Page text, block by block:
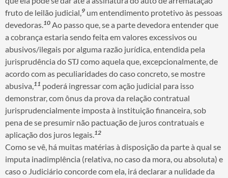
fruto de leilão judicial,9 um entendimento protetivo às pessoas
devedoras.10 Ao passo que, se a parte devedora entender que
a cobrança estaria sendo feita em valores excessivos ou
abusivos/ilegais por alguma razão jurídica, entendida pela
jurisprudência do STJ como aquela que, excepcionalmente, de
acordo com as peculiaridades do caso concreto, se mostre
abusiva,11 poderá ingressar com ação judicial para isso
demonstrar, com ônus da prova da relação contratual
jurisprudencialmente imposta à instituição financeira, sob
pena de se presumir não pactuação de juros contratuais e
aplicação dos juros legais.12
Como se vê, há muitas matérias à disposição da parte à qual se
imputa inadimplência (relativa, no caso da mora, ou absoluta) e
caso o Judiciário concorde com ela, irá declarar a nulidade da